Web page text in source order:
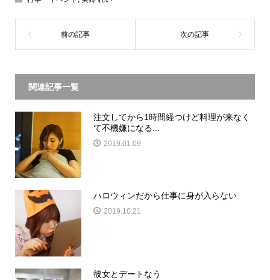
関連記事一覧
注文してから1時間経つけど料理が来なく
て不機嫌になる...
2019.01.09
ハロウィンだから仕事に身が入らない
2019.10.21
彼女とデートなう